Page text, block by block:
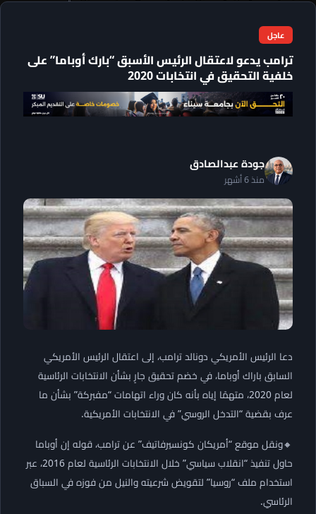
عاجل
ترامب يدعو لاعتقال الرئيس الأسبق “بارك أوباما” على
خلفية التحقيق في انتخابات 2020
جودة عبدالصادق
منذ 6 أشهر
دعا الرئيس الأمريكي دونالد ترامب، إلى اعتقال الرئيس الأمريكي
السابق باراك أوباما، في خضم تحقيق جارٍ بشأن الانتخابات الرئاسية
لعام 2020، متهمًا إياه بأنه كان وراء اتهامات “مفبركة” بشأن ما
عرف بقضية “التدخل الروسي” في الانتخابات الأمريكية.
🔸ونقل موقع “أمريكان كونسيرفاتيف” عن ترامب، قوله إن أوباما
حاول تنفيذ “انقلاب سياسي” خلال الانتخابات الرئاسية لعام 2016، عبر
استخدام ملف “روسيا” لتقويض شرعيته والنيل من فوزه في السباق
الرئاسي.